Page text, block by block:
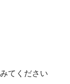
てください